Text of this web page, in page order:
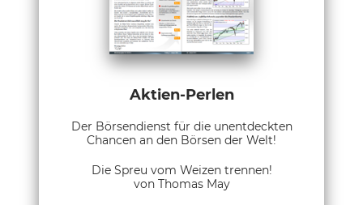
Aktien-Perlen
Der Börsendienst für die unentdeckten
Chancen an den Börsen der Welt!
Die Spreu vom Weizen trennen!
von Thomas May